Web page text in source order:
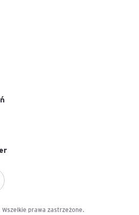
prawa zastrzeżone.